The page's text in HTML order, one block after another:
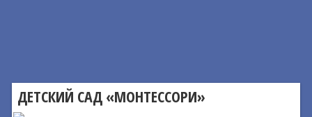
ДЕТСКИЙ САД «МОНТЕССОРИ»